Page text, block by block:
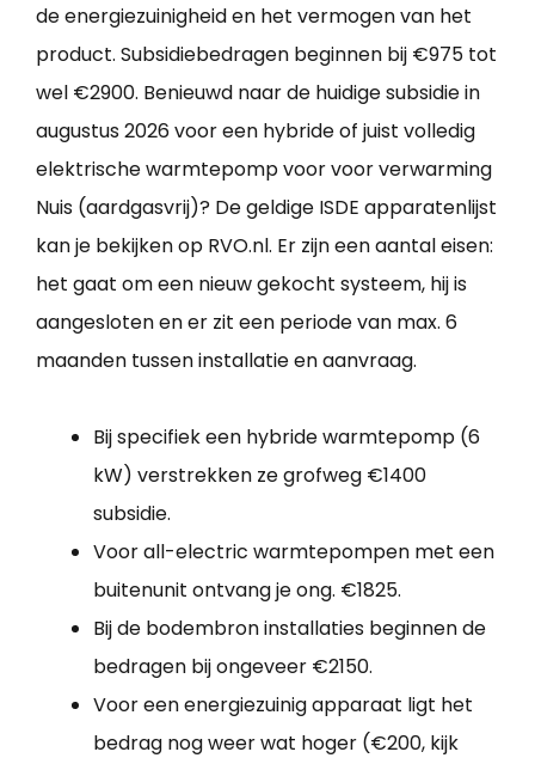
de energiezuinigheid en het vermogen van het
product. Subsidiebedragen beginnen bij €975 tot
wel €2900. Benieuwd naar de huidige subsidie in
augustus 2026 voor een hybride of juist volledig
elektrische warmtepomp voor voor verwarming
Nuis (aardgasvrij)? De geldige ISDE apparatenlijst
kan je bekijken op RVO.nl. Er zijn een aantal eisen:
het gaat om een nieuw gekocht systeem, hij is
aangesloten en er zit een periode van max. 6
maanden tussen installatie en aanvraag.
Bij specifiek een hybride warmtepomp (6
kW) verstrekken ze grofweg €1400
subsidie.
Voor all-electric warmtepompen met een
buitenunit ontvang je ong. €1825.
Bij de bodembron installaties beginnen de
bedragen bij ongeveer €2150.
Voor een energiezuinig apparaat ligt het
bedrag nog weer wat hoger (€200, kijk